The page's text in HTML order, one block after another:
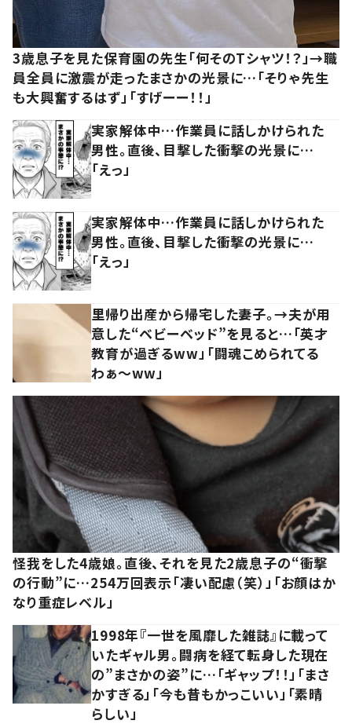
3歳息子を見た保育園の先生「何そのTシャツ！？」→職
員全員に激震が走ったまさかの光景に…「そりゃ先生
も大興奮するはず」「すげーー！！」
実家解体中…作業員に話しかけられた
男性。直後、目撃した衝撃の光景に…
「えっ」
実家解体中…作業員に話しかけられた
男性。直後、目撃した衝撃の光景に…
「えっ」
里帰り出産から帰宅した妻子。→夫が用
意した“ベビーベッド”を見ると…「英才
教育が過ぎるww」「闘魂こめられてる
わぁ～ww」
怪我をした4歳娘。直後、それを見た2歳息子の“衝撃
の行動”に…254万回表示「凄い配慮（笑）」「お顔はか
なり重症レベル」
1998年『一世を風靡した雑誌』に載って
いたギャル男。闘病を経て転身した現在
の”まさかの姿”に…「ギャップ！！」「まさ
かすぎる」「今も昔もかっこいい」「素晴
らしい」